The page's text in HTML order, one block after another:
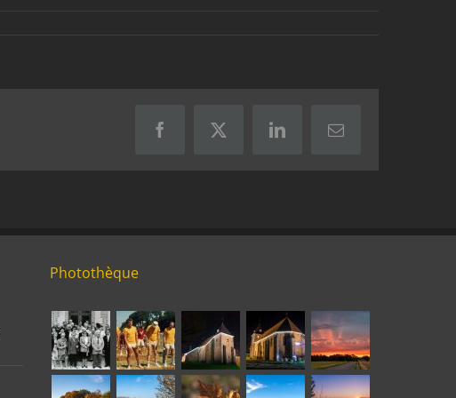
FacebookX LinkedInEmail
Photothèque